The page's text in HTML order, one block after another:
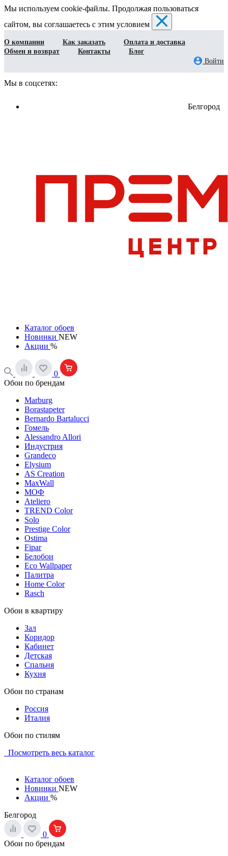
Мы используем cookie-файлы. Продолжая пользоваться
сайтом, вы соглашаетесь с этим условием
О компании Как заказать
Оплата и доставка
Обмен и возврат
Контакты
Блог
Войти
Мы в соцсетях:
Белгород
Каталог обоев
Новинки NEW
Акции %
0
Обои по брендам
Marburg
Borastapeter
Bernardo Bartalucci
Гомель
Alessandro Allori
Индустрия
Grandeco
Elysium
AS Creation
MaxWall
МОФ
Ateliero
TREND Color
Solo
Prestige Color
Ostima
Fipar
Белобои
Eco Wallpaper
Палитра
Home Color
Rasch
Обои в квартиру
Зал
Коридор
Кабинет
Детская
Спальня
Кухня
Обои по странам
Россия
Италия
Обои по стилям
Посмотреть весь каталог
Каталог обоев
Новинки NEW
Акции %
Белгород
0
Обои по брендам